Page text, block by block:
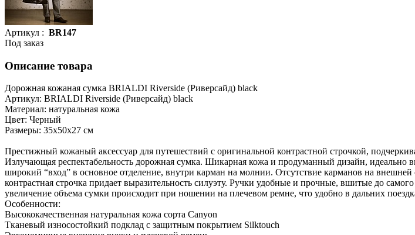
Артикул : BR147
Под заказ
Описание товара
Дорожная кожаная сумка BRIALDI Riverside (Риверсайд) black
Артикул: BRIALDI Riverside (Риверсайд) black
Материал: натуральная кожа
Цвет: Черный
Размеры: 35х50х27 см
Престижный кожаный аксессуар для путешествий с оригинальной контрастной строчкой,
Излучающая респектабельность дорожная сумка. Шикарная кожа и продуманный дизайн,
широкий “вход” в основное отделение, внутри карман на молнии. Отсутствие карманов на
контрастная строчка придает выразительность силуэту. Ручки удобные и прочные, вшитые до
увеличение объема сумки происходит при ношении на плечевом ремне, что удобно в дальних
Особенности:
Высококачественная натуральная кожа сорта Canyon
Тканевый износостойкий подклад с защитным покрытием Silktouch